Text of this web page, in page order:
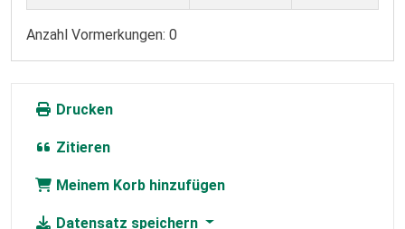
Anzahl Vormerkungen: 0
Drucken
Zitieren
Meinem Korb hinzufügen
Datensatz speichern